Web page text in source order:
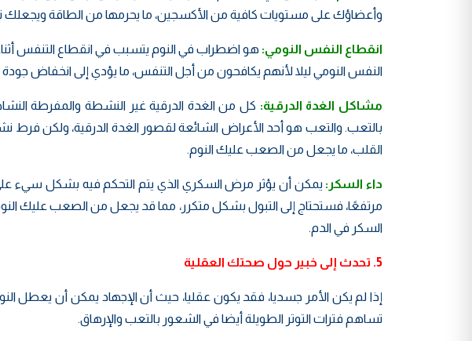
وأعضاؤك على مستويات كافية من الأكسجين، ما يحرمها من الطاقة ويجعلك
انقطاع النفس النومي: هو اضطراب في النوم يتسبب في انقطاع التنفس
النفس النومي ليلا لأنهم يكافحون من أجل التنفس، ما يؤدي إلى انخفاض جودة
مشاكل الغدة الدرقية: كل من الغدة الدرقية غير النشطة والمفرطة
بالتعب. والتعب هو أحد الأعراض الشائعة لقصور الغدة الدرقية، ولكن
القلب، ما يجعل من الصعب عليك النوم.
داء السكر: يمكن أن يؤثر مرض السكري الذي يتم التحكم فيه بشكل سيء
مرتفعًا، فستحتاج إلى التبول بشكل متكرر، مما قد يجعل من الصعب عليك
السكر في الدم.
5. تحدث إلى خبير حول صحتك العقلية
إذا لم يكن الأمر جسديا، فقد يكون عقليا، حيث أن الإجهاد يمكن أن يعطل
تساهم فترات التوتر الطويلة أيضا في الشعور بالتعب والإرهاق.